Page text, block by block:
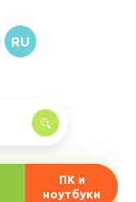
RU
ПК и
ноутбуки